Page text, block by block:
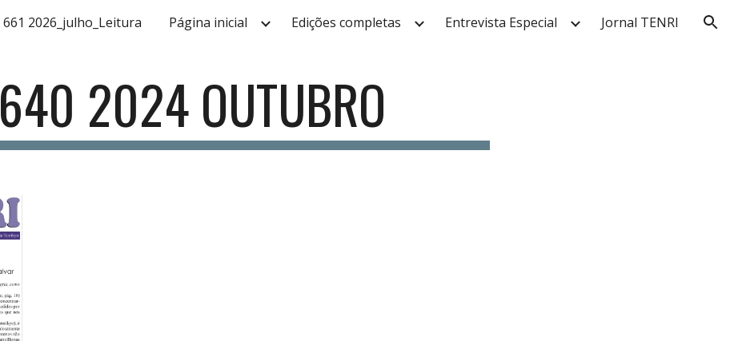
Skip to main content Skip to navigation
661 2026_julho_Leitura Página inicial Edições completas Entrevista Especial Jornal TENRI
640 2024 OUTUBRO